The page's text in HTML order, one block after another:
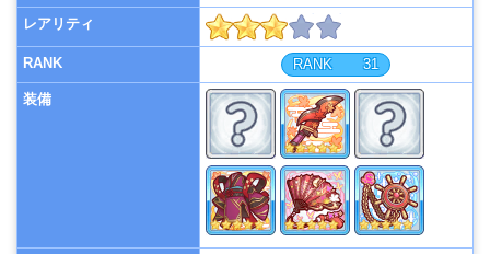
レアリティ
RANK 31
装備